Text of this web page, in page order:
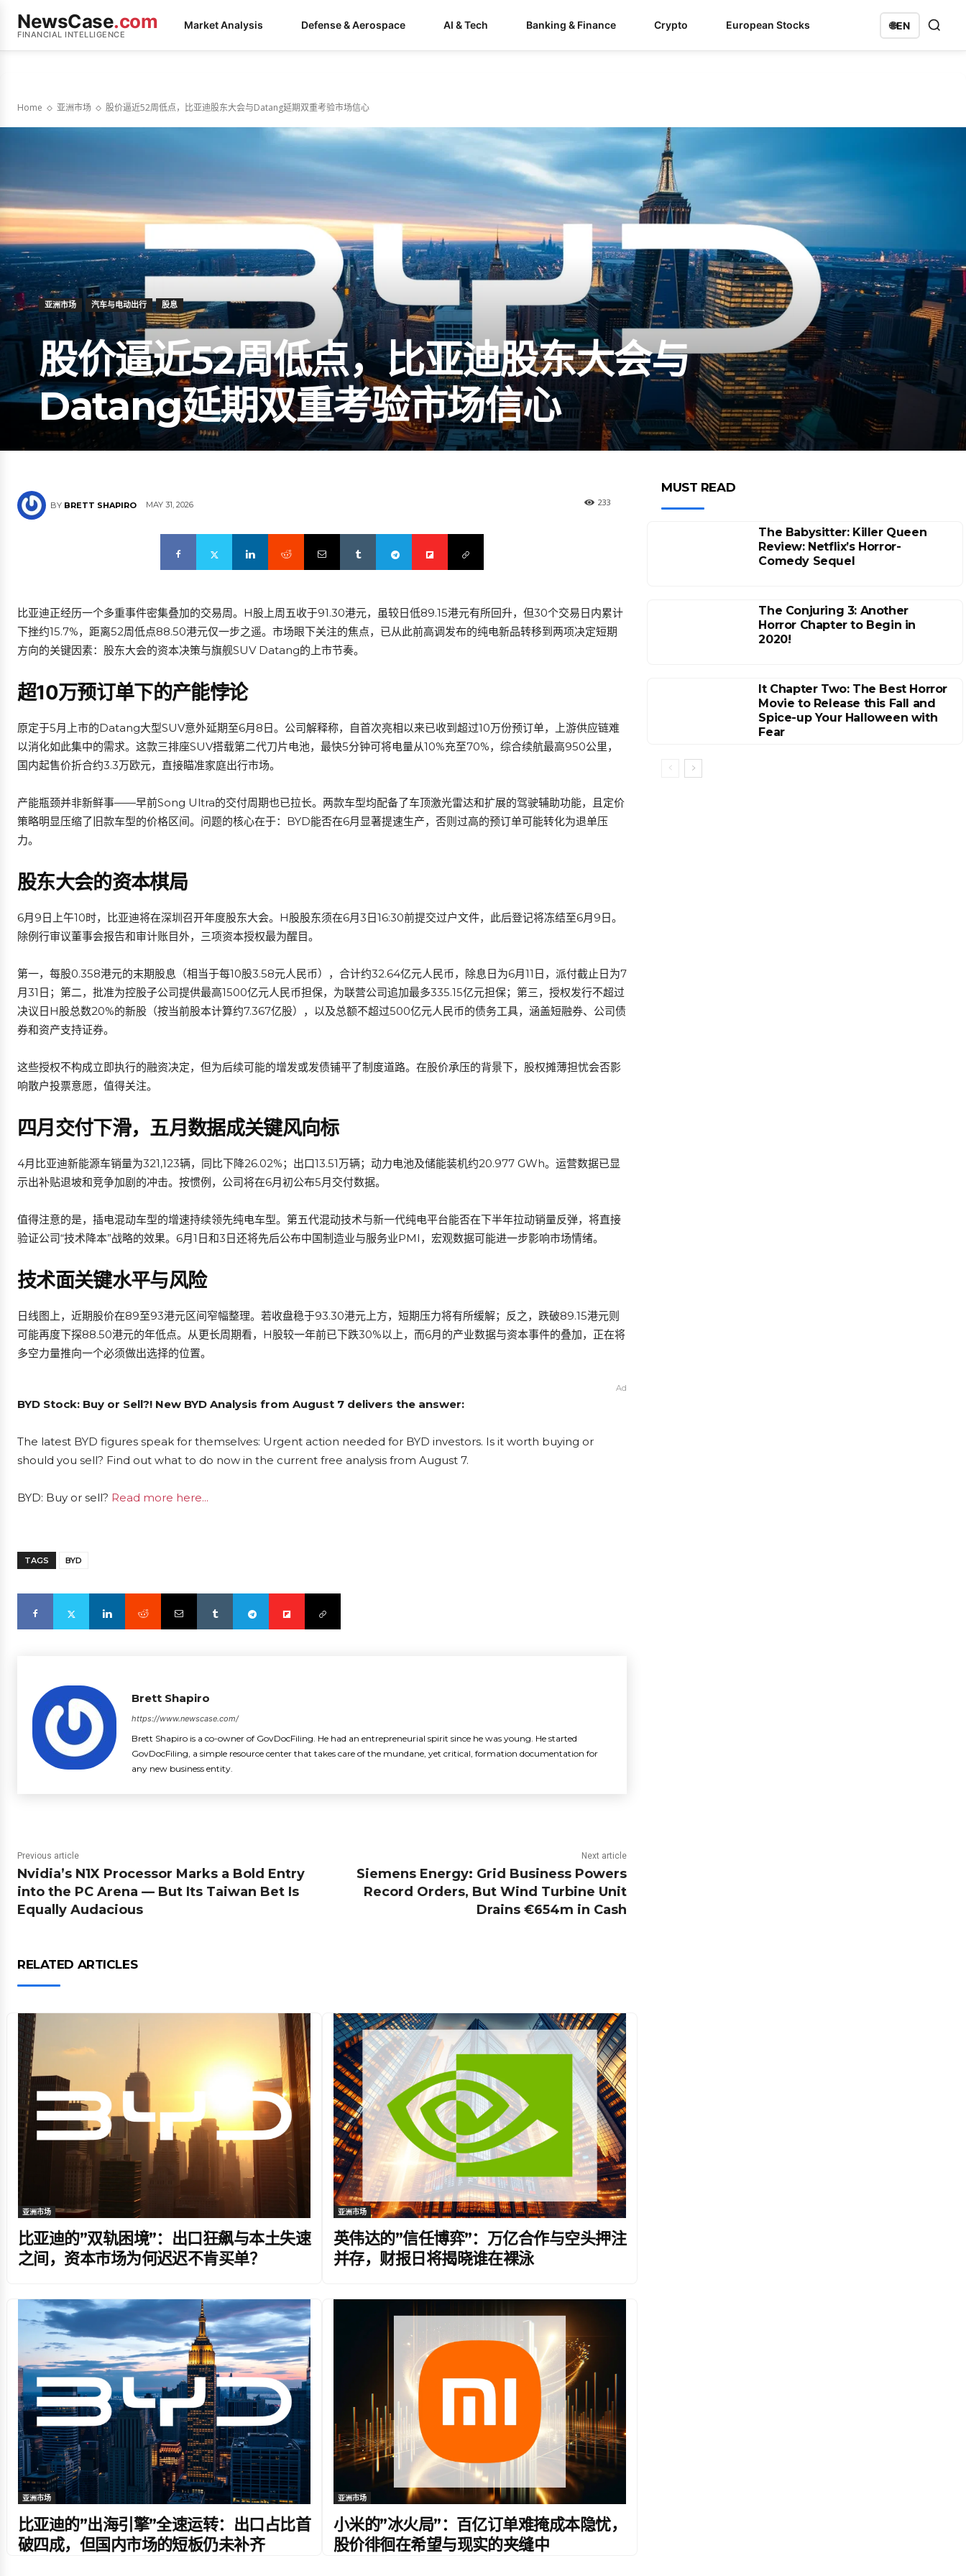
NewsCase.com
FINANCIAL INTELLIGENCE
Market Analysis Defense & Aerospace AI & Tech Banking & Finance Crypto European Stocks 🌐EN
Home 亚洲市场 股价逼近52周低点，比亚迪股东大会与Datang延期双重考验市场信心
亚洲市场 汽车与电动出行 股息
股价逼近52周低点，比亚迪股东大会与
Datang延期双重考验市场信心
BY BRETT SHAPIRO MAY 31, 2026 233
比亚迪正经历一个多重事件密集叠加的交易周。H股上周五收于91.30港元，虽较日低89.15港元有所回升，但30个交易日内累计
下挫约15.7%，距离52周低点88.50港元仅一步之遥。市场眼下关注的焦点，已从此前高调发布的纯电新品转移到两项决定短期
方向的关键因素：股东大会的资本决策与旗舰SUV Datang的上市节奏。
超10万预订单下的产能悖论
原定于5月上市的Datang大型SUV意外延期至6月8日。公司解释称，自首次亮相以来已收到超过10万份预订单，上游供应链难
以消化如此集中的需求。这款三排座SUV搭载第二代刀片电池，最快5分钟可将电量从10%充至70%，综合续航最高950公里，
国内起售价折合约3.3万欧元，直接瞄准家庭出行市场。
产能瓶颈并非新鲜事——早前Song Ultra的交付周期也已拉长。两款车型均配备了车顶激光雷达和扩展的驾驶辅助功能，且定价
策略明显压缩了旧款车型的价格区间。问题的核心在于：BYD能否在6月显著提速生产，否则过高的预订单可能转化为退单压
力。
股东大会的资本棋局
6月9日上午10时，比亚迪将在深圳召开年度股东大会。H股股东须在6月3日16:30前提交过户文件，此后登记将冻结至6月9日。
除例行审议董事会报告和审计账目外，三项资本授权最为醒目。
第一，每股0.358港元的末期股息（相当于每10股3.58元人民币），合计约32.64亿元人民币，除息日为6月11日，派付截止日为7
月31日；第二，批准为控股子公司提供最高1500亿元人民币担保，为联营公司追加最多335.15亿元担保；第三，授权发行不超过
决议日H股总数20%的新股（按当前股本计算约7.367亿股），以及总额不超过500亿元人民币的债务工具，涵盖短融券、公司债
券和资产支持证券。
这些授权不构成立即执行的融资决定，但为后续可能的增发或发债铺平了制度道路。在股价承压的背景下，股权摊薄担忧会否影
响散户投票意愿，值得关注。
四月交付下滑，五月数据成关键风向标
4月比亚迪新能源车销量为321,123辆，同比下降26.02%；出口13.51万辆；动力电池及储能装机约20.977 GWh。运营数据已显
示出补贴退坡和竞争加剧的冲击。按惯例，公司将在6月初公布5月交付数据。
值得注意的是，插电混动车型的增速持续领先纯电车型。第五代混动技术与新一代纯电平台能否在下半年拉动销量反弹，将直接
验证公司“技术降本”战略的效果。6月1日和3日还将先后公布中国制造业与服务业PMI，宏观数据可能进一步影响市场情绪。
技术面关键水平与风险
日线图上，近期股价在89至93港元区间窄幅整理。若收盘稳于93.30港元上方，短期压力将有所缓解；反之，跌破89.15港元则
可能再度下探88.50港元的年低点。从更长周期看，H股较一年前已下跌30%以上，而6月的产业数据与资本事件的叠加，正在将
多空力量推向一个必须做出选择的位置。
Ad
BYD Stock: Buy or Sell?! New BYD Analysis from August 7 delivers the answer:
The latest BYD figures speak for themselves: Urgent action needed for BYD investors. Is it worth buying or
should you sell? Find out what to do now in the current free analysis from August 7.
BYD: Buy or sell? Read more here...
TAGS BYD
Brett Shapiro
https://www.newscase.com/
Brett Shapiro is a co-owner of GovDocFiling. He had an entrepreneurial spirit since he was young. He started
GovDocFiling, a simple resource center that takes care of the mundane, yet critical, formation documentation for
any new business entity.
Previous article
Nvidia’s N1X Processor Marks a Bold Entry
into the PC Arena — But Its Taiwan Bet Is
Equally Audacious
Next article
Siemens Energy: Grid Business Powers
Record Orders, But Wind Turbine Unit
Drains €654m in Cash
RELATED ARTICLES
亚洲市场
比亚迪的”双轨困境”：出口狂飙与本土失速
之间，资本市场为何迟迟不肯买单？
亚洲市场
英伟达的”信任博弈”：万亿合作与空头押注
并存，财报日将揭晓谁在裸泳
亚洲市场
比亚迪的”出海引擎”全速运转：出口占比首
破四成，但国内市场的短板仍未补齐
亚洲市场
小米的”冰火局”：百亿订单难掩成本隐忧，
股价徘徊在希望与现实的夹缝中
MUST READ
The Babysitter: Killer Queen
Review: Netflix’s Horror-
Comedy Sequel
The Conjuring 3: Another
Horror Chapter to Begin in
2020!
It Chapter Two: The Best Horror
Movie to Release this Fall and
Spice-up Your Halloween with
Fear